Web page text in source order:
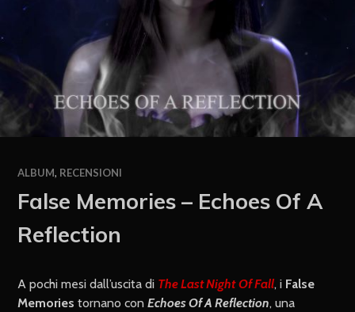
ALBUM, RECENSIONI
False Memories – Echoes Of A
Reflection
A pochi mesi dall’uscita di The Last Night Of Fall, i False
Memories tornano conEchoes Of A Reflection, una